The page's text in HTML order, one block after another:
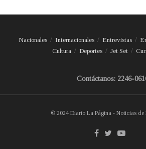
Nacionales Internacionales Entrevistas
Cultura
Deportes Jet Set
Contáctanos: 2246-
© 2024 Diario La Página - Noticias de